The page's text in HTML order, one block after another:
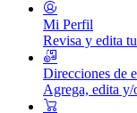
Mi Perfil
Revisa y edita
Direcciones de
Agrega, edita